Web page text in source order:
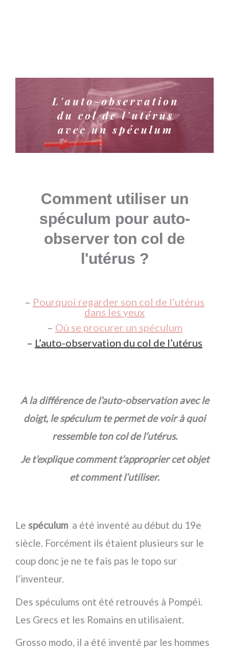
Comment utiliser un
spéculum pour auto-
observer ton col de
l'utérus ?
– Pourquoi regarder son col de l’utérus
dans les yeux
– Où se procurer un spéculum
– L’auto-observation du col de l’utérus
A la différence de l’auto-observation avec le
doigt, le spéculum te permet de voir à quoi
ressemble ton col de l’utérus.
Je t’explique comment t’approprier cet objet
et comment l’utiliser.
Le spéculum a été inventé au début du 19e
siècle. Forcément ils étaient plusieurs sur le
coup donc je ne te fais pas le topo sur
l’inventeur.
Des spéculums ont été retrouvés à Pompéi.
Les Grecs et les Romains en utilisaient.
Grosso modo, il a été inventé par les hommes